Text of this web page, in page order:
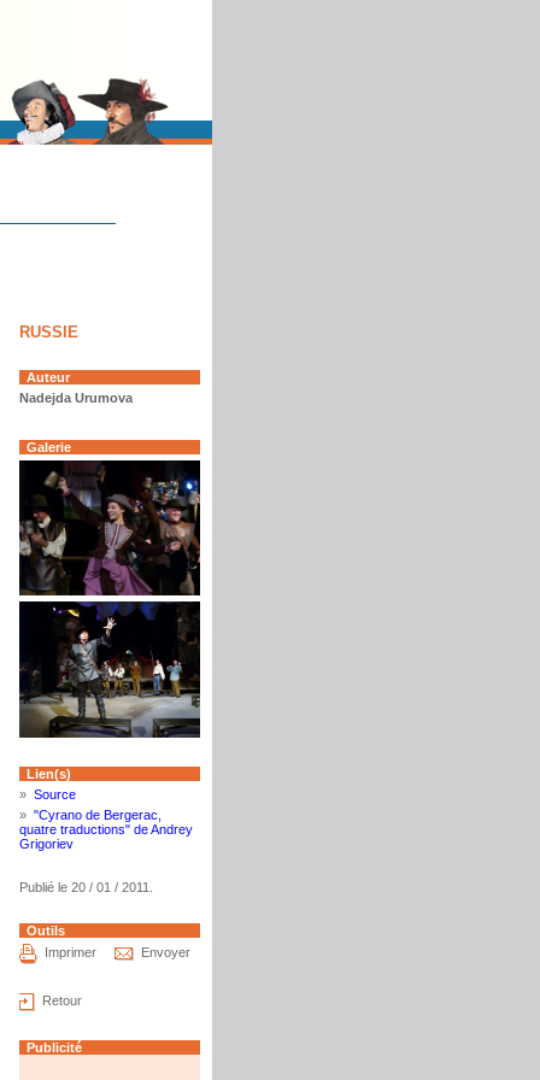
RUSSIE
Auteur
Nadejda Urumova
Galerie
Lien(s)
» Source
» "Cyrano de Bergerac,
quatre traductions" de Andrey
Grigoriev
Publié le 20 / 01 / 2011.
Outils
Imprimer
Envoyer
Retour
Publicité